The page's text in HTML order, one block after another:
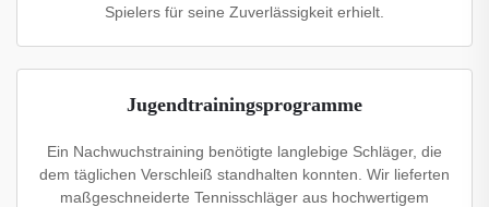
Spielers für seine Zuverlässigkeit erhielt.
Jugendtrainingsprogramme
Ein Nachwuchstraining benötigte langlebige Schläger, die
dem täglichen Verschleiß standhalten konnten. Wir lieferten
maßgeschneiderte Tennisschläger aus hochwertigem